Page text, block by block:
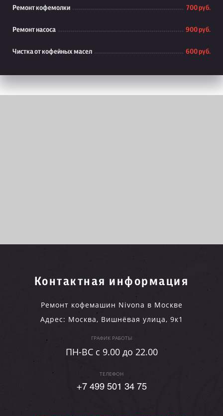
Ремонт кофемолки 700 руб.
Ремонт насоса 900 руб.
Чистка от кофейных масел 600 руб.
Контактная информация
Ремонт кофемашин Nivona в Москве
Адрес: Москва, Вишнёвая улица, 9к1
ГРАФИК РАБОТЫ
ПН-ВC c 9.00 до 22.00
ТЕЛЕФОН
+7 499 501 34 75